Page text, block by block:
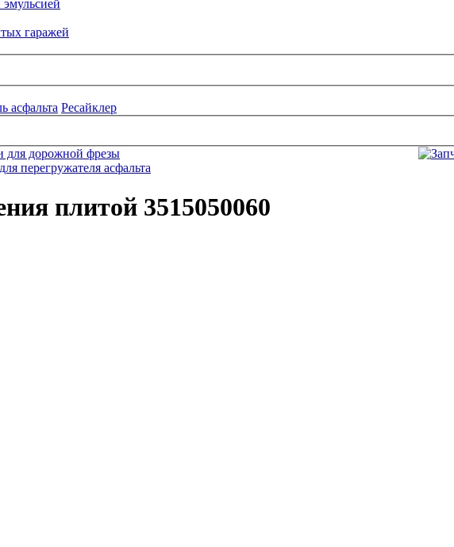
гаражей
асфальта Ресайклер
плитой 3515050060